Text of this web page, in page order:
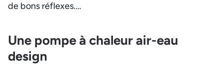
de bons réflexes.
Une pompe à chaleur air-eau
design